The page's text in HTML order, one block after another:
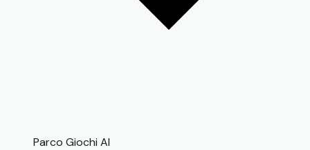
Parco Giochi AI